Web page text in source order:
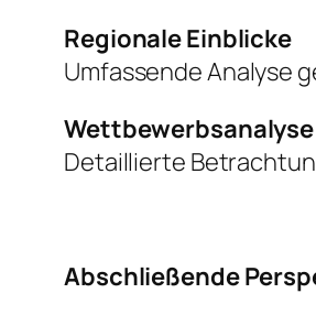
Regionale Einblicke
Umfassende Analyse
Wettbewerbsanalyse
Detaillierte
Abschließende